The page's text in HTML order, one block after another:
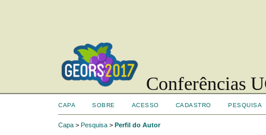
Conferências
CAPA SOBRE ACESSO CADASTRO PESQUISA
Capa > Pesquisa > Perfil do Autor